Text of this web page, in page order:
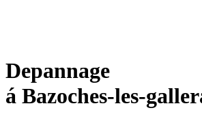
Depannage
á Bazoches-les-